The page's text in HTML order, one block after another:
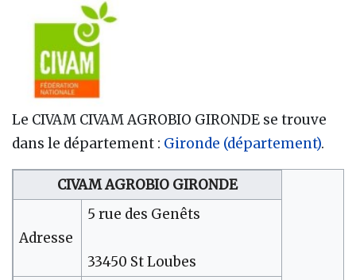
navigation
Le CIVAM CIVAM AGROBIO GIRONDE se trouve
dans le département : Gironde (département).
CIVAM AGROBIO GIRONDE
Adresse
5 rue des Genêts
33450 St Loubes